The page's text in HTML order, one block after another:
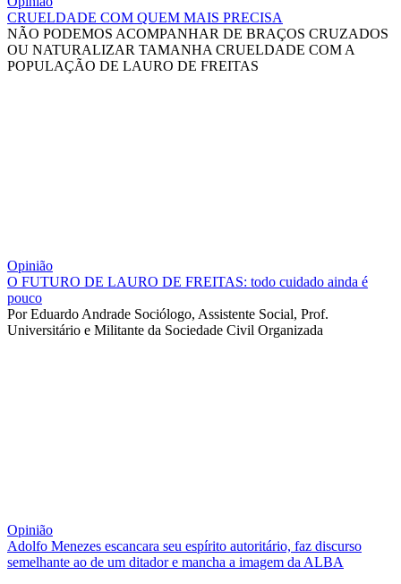
CRUELDADE COM QUEM MAIS PRECISA
NÃO PODEMOS ACOMPANHAR DE BRAÇOS CRUZADOS
OU NATURALIZAR TAMANHA CRUELDADE COM A
POPULAÇÃO DE LAURO DE FREITAS
Opinião
O FUTURO DE LAURO DE FREITAS: todo cuidado ainda é
pouco
Por Eduardo Andrade Sociólogo, Assistente Social, Prof.
Universitário e Militante da Sociedade Civil Organizada
Opinião
Adolfo Menezes escancara seu espírito autoritário, faz discurso
semelhante ao de um ditador e mancha a imagem da ALBA